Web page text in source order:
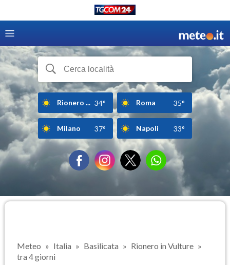
Rionero ... 34° Roma 35°
Milano 37° Napoli 33°
Meteo Italia Basilicata
Rionero in Vulture
tra 4 giorni